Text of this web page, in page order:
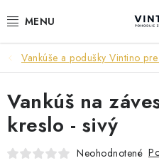
na
NÁBYTOK
VÝPREDAJ
ZÁVESNÉ HOJDACIE KRESLÁ
Vankúše a podušky Vintino
Vankúš na
kreslo - sivý
Neohodnotené